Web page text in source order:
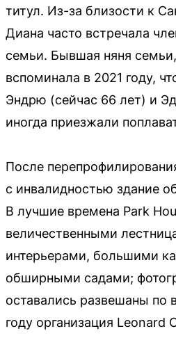
титул. Из-за близости к
Диана часто встречала
семьи. Бывшая няня
вспоминала в 2021 году,
Эндрю (сейчас 66 лет) и
иногда приезжали
После
с инвалидностью здание
В лучшие времена Park
величественными
интерьерами, большими
обширными садами;
оставались развешаны по
году организация Leonard